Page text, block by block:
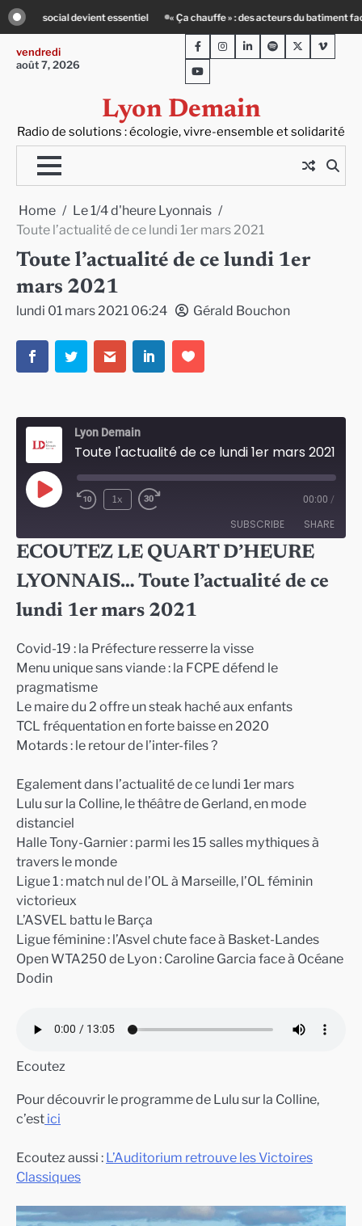
Skip
to
content
» : des acteurs du batiment face au défi climatique Entourage : un
vendredi
août 7, 2026
Lyon Demain
Radio de solutions : écologie, vivre-ensemble et solidarité
FacebookInstagram
LinkedInSpotifyTwitterViméo
Youtube
Home
Le 1/4 d'heure Lyonnais
Toute l’actualité de ce lundi 1er mars 2021
Toute l’actualité de ce lundi 1er
mars 2021
lundi 01 mars 2021 06:24 Gérald Bouchon
Lyon Demain
Toute l'actualité de ce lundi 1er mars 2021
Play
1x 00:00 /
SUBSCRIBE SHARE
RSS FEED
SHARE
LINK
ECOUTEZ LE QUART D’HEURE
LYONNAIS… Toute l’actualité de ce
lundi 1er mars 2021
Covid-19 : la Préfecture resserre la visse
Menu unique sans viande : la FCPE défend le
pragmatisme
Le maire du 2 offre un steak haché aux enfants
TCL fréquentation en forte baisse en 2020
Motards : le retour de l’inter-files ?
Egalement dans l’actualité de ce lundi 1er mars
Lulu sur la Colline, le théâtre de Gerland, en mode
distanciel
Halle Tony-Garnier : parmi les 15 salles mythiques à
travers le monde
Ligue 1 : match nul de l’OL à Marseille, l’OL féminin
victorieux
L’ASVEL battu le Barça
Ligue féminine : l’Asvel chute face à Basket-Landes
Open WTA250 de Lyon : Caroline Garcia face à Océane
Dodin
Ecoutez
Pour découvrir le programme de Lulu sur la Colline,
c’est ici
Ecoutez aussi : L’Auditorium retrouve les Victoires
Classiques